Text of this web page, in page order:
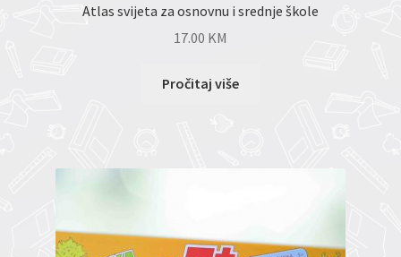
Atlas svijeta za osnovnu i srednje škole
17.00 KM
Pročitaj više